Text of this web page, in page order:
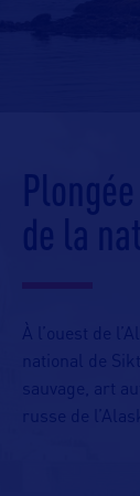
de la
À l’ouest de
national de
sauvage, art
russe de